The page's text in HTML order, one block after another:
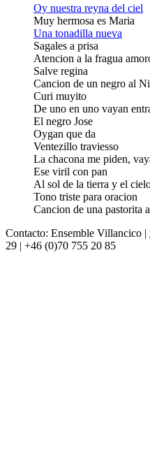
Oy nuestra reyna del ciel
Muy hermosa es Maria
Una tonadilla nueva
Sagales a prisa
Atencion a la fragua
Salve regina
Cancion de un negro al
Curi muyito
De uno en uno vayan
El negro Jose
Oygan que da
Ventezillo traviesso
La chacona me piden,
Ese viril con pan
Al sol de la tierra y el
Tono triste para oracion
Cancion de una pastorita
Contacto: Ensemble Villancico |
29 | +46 (0)70 755 20 85